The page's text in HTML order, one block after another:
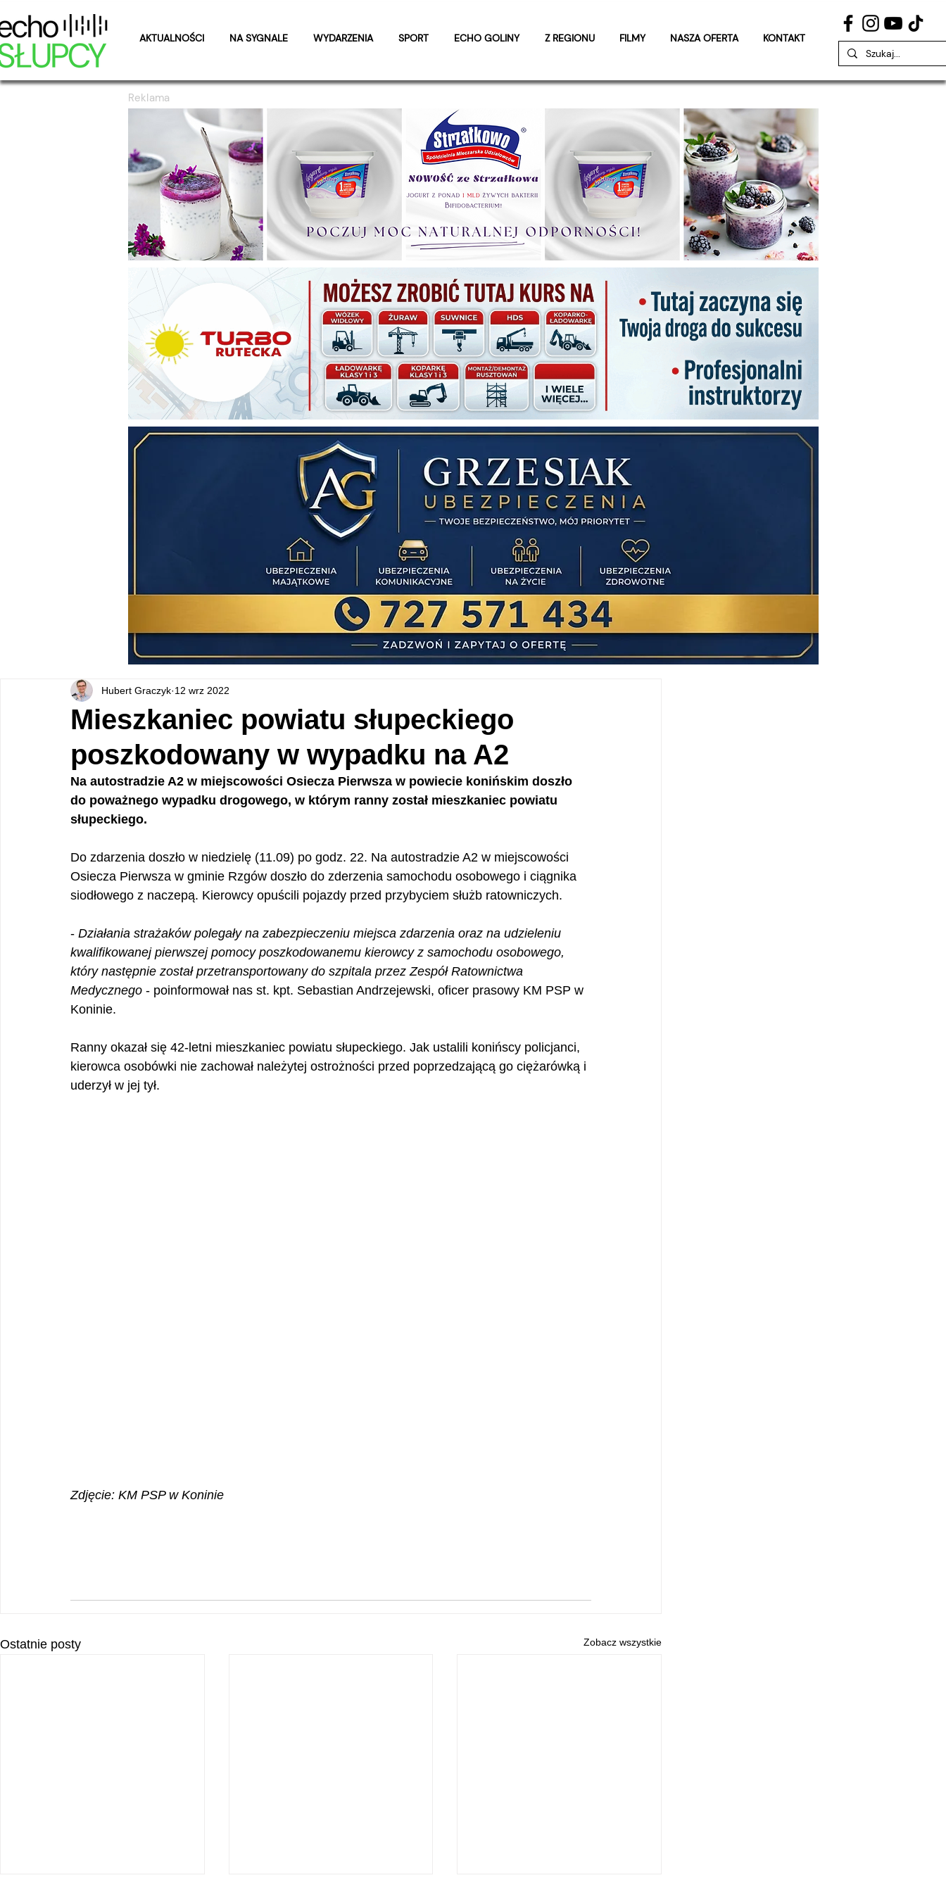
AKTUALNOŚCI NA SYGNALE WYDARZENIA SPORT ECHO GOLINY Z REGIONU FILMY NASZA OFERTA KONTAKT
Reklama
Mieszkaniec powiatu słupeckiego
poszkodowany w wypadku na A2
Hubert Graczyk 12 wrz 2022
Na autostradzie A2 w miejscowości Osiecza Pierwsza w powiecie konińskim doszło
do poważnego wypadku drogowego, w którym ranny został mieszkaniec powiatu
słupeckiego.
Do zdarzenia doszło w niedzielę (11.09) po godz. 22. Na autostradzie A2 w miejscowości
Osiecza Pierwsza w gminie Rzgów doszło do zderzenia samochodu osobowego i ciągnika
siodłowego z naczepą. Kierowcy opuścili pojazdy przed przybyciem służb ratowniczych.
- Działania strażaków polegały na zabezpieczeniu miejsca zdarzenia oraz na udzieleniu
kwalifikowanej pierwszej pomocy poszkodowanemu kierowcy z samochodu osobowego,
który następnie został przetransportowany do szpitala przez Zespół Ratownictwa
Medycznego - poinformował nas st. kpt. Sebastian Andrzejewski, oficer prasowy KM PSP w
Koninie.
Ranny okazał się 42-letni mieszkaniec powiatu słupeckiego. Jak ustalili konińscy policjanci,
kierowca osobówki nie zachował należytej ostrożności przed poprzedzającą go ciężarówką i
uderzył w jej tył.
Zdjęcie: KM PSP w Koninie
Ostatnie posty Zobacz wszystkie